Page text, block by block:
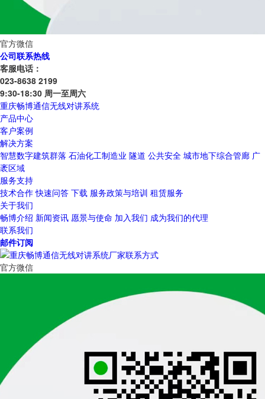
官方微信
公司联系热线
客服电话：
023-8638 2199
9:30-18:30 周一至周六
重庆畅博通信无线对讲系统
产品中心
客户案例
解决方案
智慧数字建筑群落 石油化工制造业 隧道 公共安全 城市地下综合管廊 广
袤区域
服务支持
技术合作 快速问答 下载 服务政策与培训 租赁服务
关于我们
畅博介绍 新闻资讯 愿景与使命 加入我们 成为我们的代理
联系我们
邮件订阅
官方微信